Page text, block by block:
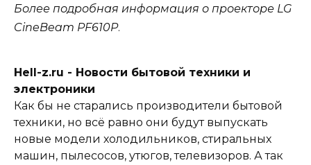
Более подробная информация о проекторе LG
CineBeam PF610P.
Hell-z.ru - Новости бытовой техники и
электроники
Как бы не старались производители бытовой
техники, но всё равно они будут выпускать
новые модели холодильников, стиральных
машин, пылесосов, утюгов, телевизоров. А так